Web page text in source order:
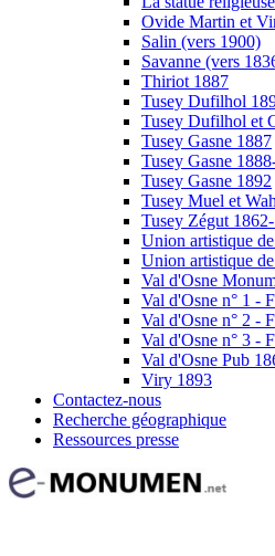
Ovide Martin et
Salin (vers 1900)
Savanne (vers
Thiriot 1887
Tusey Dufilhol
Tusey Dufilhol et
Tusey Gasne 1887
Tusey Gasne
Tusey Gasne 1892
Tusey Muel et
Tusey Zégut
Union artistique
Union artistique
Val d'Osne
Val d'Osne n° 1 -
Val d'Osne n° 2 -
Val d'Osne n° 3 -
Val d'Osne Pub
Viry 1893
Contactez-nous
Recherche géographique
Ressources presse